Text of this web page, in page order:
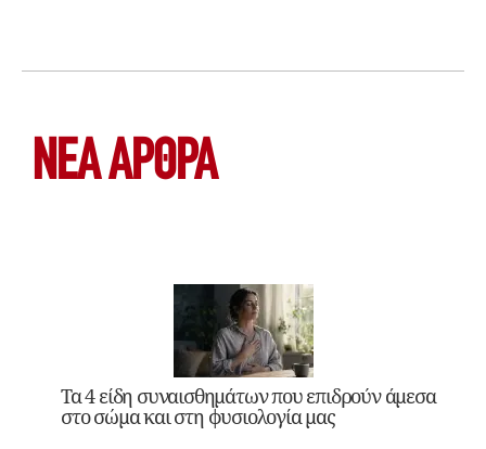
ΝΕΑ ΆΡΘΡΑ
Τα 4 είδη συναισθημάτων που επιδρούν άμεσα
στο σώμα και στη φυσιολογία μας